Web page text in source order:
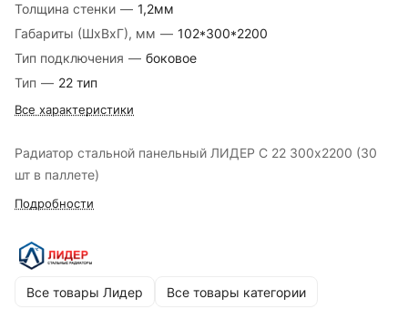
Толщина стенки — 1,2мм
Габариты (ШхВхГ), мм — 102*300*2200
Тип подключения — боковое
Тип — 22 тип
Все характеристики
Радиатор стальной панельный ЛИДЕР С 22 300х2200 (30
шт в паллете)
Подробности
Все товары Лидер Все товары категории